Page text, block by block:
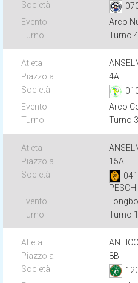
Arco
Turno 4
4A
Arco
Turno 3
15A
Turno 1
8B